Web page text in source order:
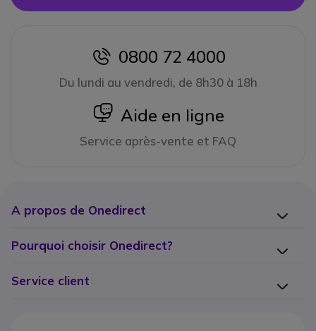
icon
0800 72 4000
Du lundi au vendredi, de 8h30 à 18h
icon
Aide en ligne
Service après-vente et FAQ
A propos de Onedirect
Pourquoi choisir Onedirect?
Service client